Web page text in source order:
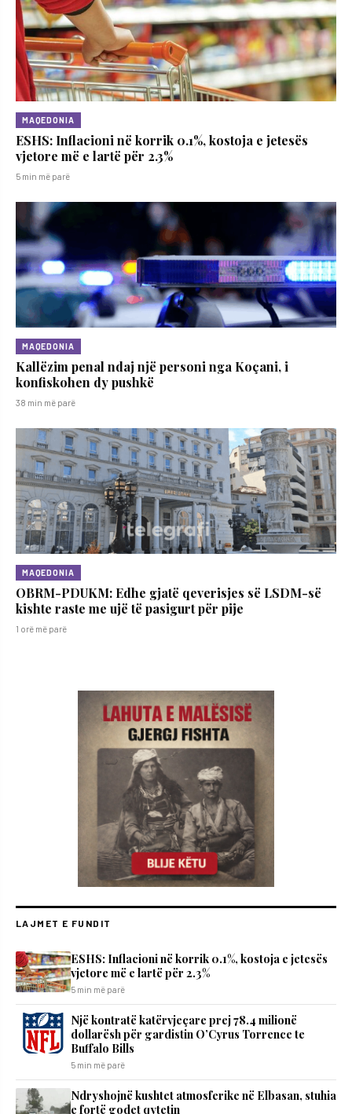
MAQEDONIA
ESHS: Inflacioni në korrik 0.1%, kostoja e jetesës
vjetore më e lartë për 2.3%
5 min më parë
MAQEDONIA
Kallëzim penal ndaj një personi nga Koçani, i
konfiskohen dy pushkë
38 min më parë
MAQEDONIA
OBRM-PDUKM: Edhe gjatë qeverisjes së LSDM-së
kishte raste me ujë të pasigurt për pije
1 orë më parë
LAJMET E FUNDIT
ESHS: Inflacioni në korrik 0.1%, kostoja e jetesës
vjetore më e lartë për 2.3%
5 min më parë
Një kontratë katërvjeçare prej 78.4 milionë
dollarësh për gardistin O’Cyrus Torrence te
Buffalo Bills
5 min më parë
Ndryshojnë kushtet atmosferike në Elbasan, stuhia
e fortë godet qytetin